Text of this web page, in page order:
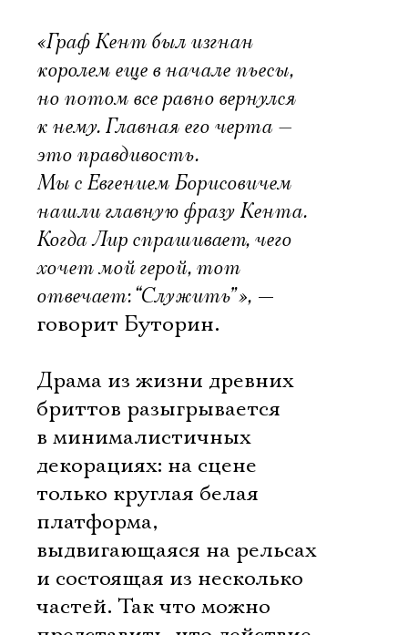
«Граф Кент был изгнан
королем еще в начале пьесы,
но потом все равно вернулся
к нему. Главная его черта —
это правдивость.
Мы с Евгением Борисовичем
нашли главную фразу Кента.
Когда Лир спрашивает, чего
хочет мой герой, тот
отвечает: “Служить”», —
говорит Буторин.
Драма из жизни древних
бриттов разыгрывается
в минималистичных
декорациях: на сцене
только круглая белая
платформа,
выдвигающаяся на рельсах
и состоящая из несколько
частей. Так что можно